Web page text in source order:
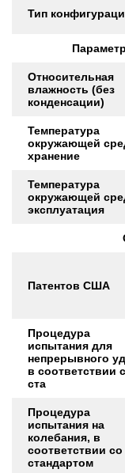
Тип
Относительная
влажность (без
конденсации)
Температура
окружающей
хранение
Температура
окружающей
эксплуатация
Патентов США
Процедура
испытания для
непрерывного
в соответствии
ста
Процедура
испытания на
колебания, в
соответствии со
стандартом